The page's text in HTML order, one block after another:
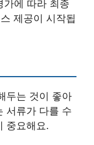
가에 따라 최종
제공이 시작됩
두는 것이 좋아
서류가 다를 수
중요해요.